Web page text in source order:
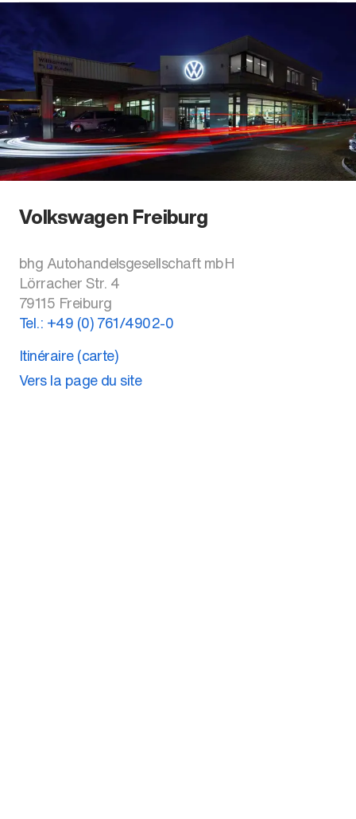
Volkswagen Freiburg
bhg Autohandelsgesellschaft mbH
Lörracher Str. 4
79115 Freiburg
Tel.: +49 (0) 761/4902-0
Itinéraire (carte)
Vers la page du site